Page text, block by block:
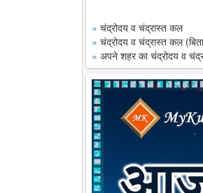
» चंद्रोदय व चंद्रास्त कल
» चंद्रोदय व चंद्रास्त कल
» अपने शहर का चंद्रोदय व